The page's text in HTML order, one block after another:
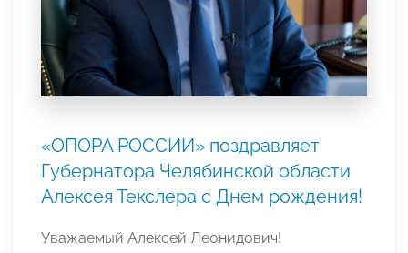
«ОПОРА РОССИИ» поздравляет
Губернатора Челябинской области
Алексея Текслера с Днем рождения!
Уважаемый Алексей Леонидович!